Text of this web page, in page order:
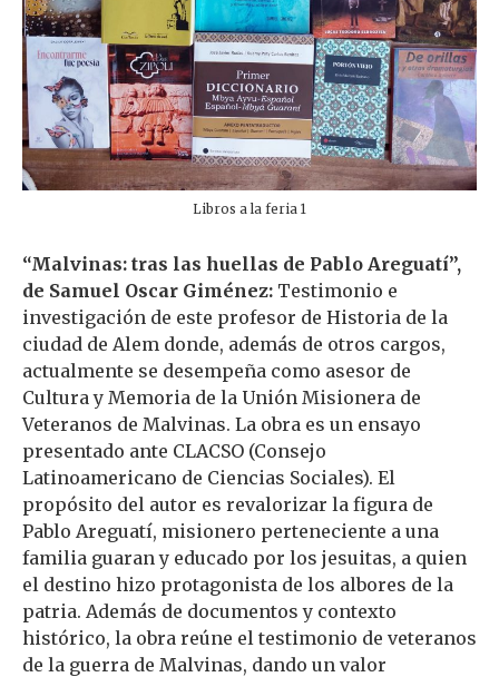
Libros a la feria 1
“Malvinas: tras las huellas de Pablo Areguatí”,
de Samuel Oscar Giménez: Testimonio e
investigación de este profesor de Historia de la
ciudad de Alem donde, además de otros cargos,
actualmente se desempeña como asesor de
Cultura y Memoria de la Unión Misionera de
Veteranos de Malvinas. La obra es un ensayo
presentado ante CLACSO (Consejo
Latinoamericano de Ciencias Sociales). El
propósito del autor es revalorizar la figura de
Pablo Areguatí, misionero perteneciente a una
familia guaran y educado por los jesuitas, a quien
el destino hizo protagonista de los albores de la
patria. Además de documentos y contexto
histórico, la obra reúne el testimonio de veteranos
de la guerra de Malvinas, dando un valor